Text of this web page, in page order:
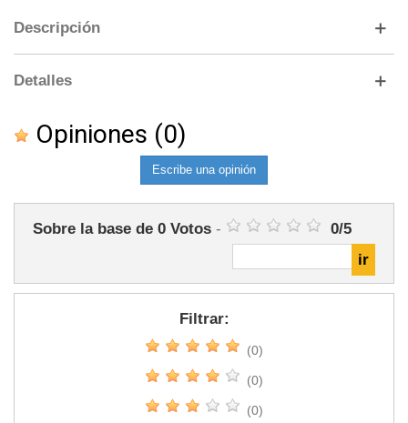
Descripción
Detalles
Opiniones (0)
Escribe una opinión
Sobre la base de 0 Votos - 0/5
Filtrar:
(0)
(0)
(0)